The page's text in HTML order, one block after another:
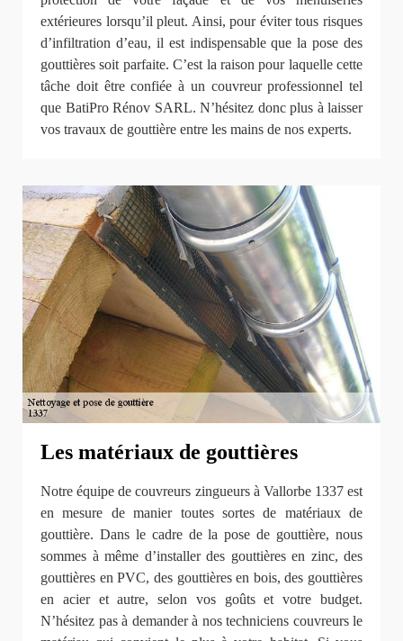
extérieures lorsqu’il pleut. Ainsi, pour éviter tous risques
d’infiltration d’eau, il est indispensable que la pose des
gouttières soit parfaite. C’est la raison pour laquelle cette
tâche doit être confiée à un couvreur professionnel tel
que BatiPro Rénov SARL. N’hésitez donc plus à laisser
vos travaux de gouttière entre les mains de nos experts.
Les matériaux de gouttières
Notre équipe de couvreurs zingueurs à Vallorbe 1337 est
en mesure de manier toutes sortes de matériaux de
gouttière. Dans le cadre de la pose de gouttière, nous
sommes à même d’installer des gouttières en zinc, des
gouttières en PVC, des gouttières en bois, des gouttières
en acier et autre, selon vos goûts et votre budget.
N’hésitez pas à demander à nos techniciens couvreurs le